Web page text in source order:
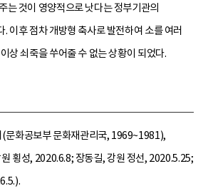
는 것이 영양적으로 낫다는 정부기관의
이후 점차 개방형 축사로 발전하여 소를 여러
상 쇠죽을 쑤어줄 수 없는 상황이 되었다.
문화공보부 문화재관리국, 1969~1981),
횡성, 2020.6.8; 장동길, 강원 정선, 2020.5.25;